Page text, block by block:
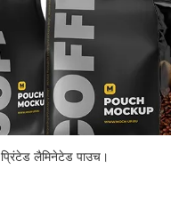
लैमिनेटेड पाउच।